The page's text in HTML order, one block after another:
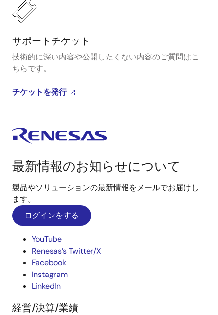
サポートチケット
技術的に深い内容や公開したくない内容のご質問はこ
ちらです。
チケットを発行
最新情報のお知らせについて
製品やソリューションの最新情報をメールでお届けし
ます。
ログインをする
YouTube
Renesas’s Twitter/X
Facebook
Instagram
LinkedIn
経営/決算/業績